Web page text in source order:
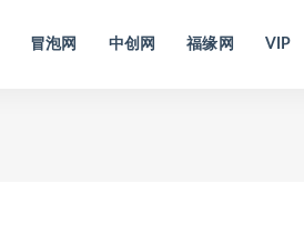
冒泡网 中创网 福缘网 VIP